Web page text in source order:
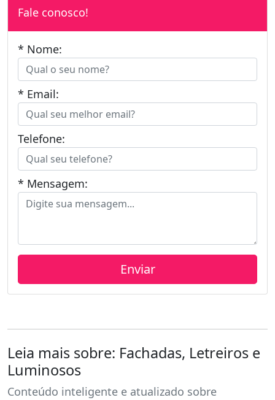
Fale conosco!
* Nome:
* Email:
Telefone:
* Mensagem:
Leia mais sobre: Fachadas, Letreiros e
Luminosos
Conteúdo inteligente e atualizado sobre